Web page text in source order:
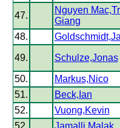
47.
Nguyen
Giang
48.
49. Schulze,Jonas
50. Markus,Nico
51.
Beck,Ian
52.
Vuong,Kevin
52.
Jamalli,Malak